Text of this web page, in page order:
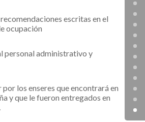
escritas en el
ocupación
personal administrativo y
por los enseres que encontrará en
y que le fueron entregados en